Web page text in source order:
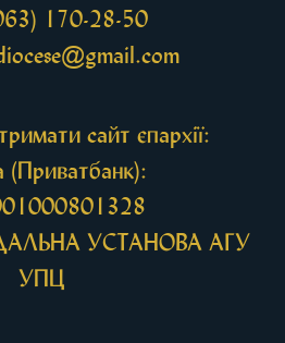
170-28-50
сайт єпархії:
(Приватбанк):
УСТАНОВА АГУ
УПЦ